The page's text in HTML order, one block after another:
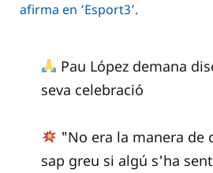
afirma en ‘Esport3’.
Pau López demana
seva celebració
"No era la manera de
sap greu si algú s'ha